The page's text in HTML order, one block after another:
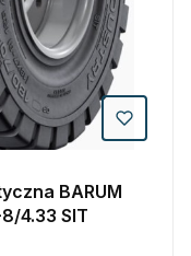
BARUM
4.33 SIT